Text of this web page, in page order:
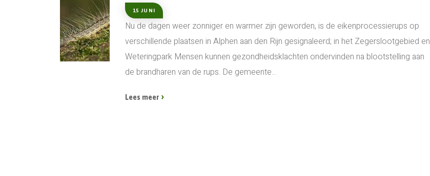
15 JUNI
Nu de dagen weer zonniger en warmer zijn geworden, is de eikenprocessierups op
verschillende plaatsen in Alphen aan den Rijn gesignaleerd; in het Zegerslootgebied en
Weteringpark Mensen kunnen gezondheidsklachten ondervinden na blootstelling aan
de brandharen van de rups. De gemeente...
Lees meer